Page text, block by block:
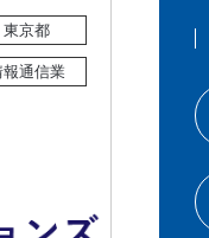
東京都
報通信業